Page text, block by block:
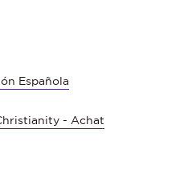
Española
- Achat